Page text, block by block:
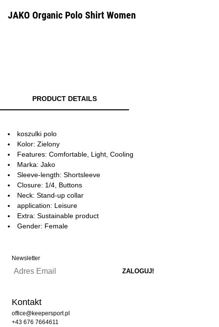
JAKO Organic Polo Shirt Women
PRODUCT DETAILS
koszulki polo
Kolor: Zielony
Features: Comfortable, Light, Cooling
Marka: Jako
Sleeve-length: Shortsleeve
Closure: 1/4, Buttons
Neck: Stand-up collar
application: Leisure
Extra: Sustainable product
Gender: Female
Newsletter
Kontakt
office@keepersport.pl
+43 676 7664611